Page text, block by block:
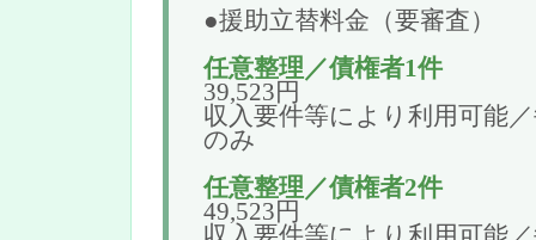
●援助立替料金（要審査）
任意整理／債権者1件
39,523円
収入要件等により利用可能
のみ
任意整理／債権者2件
49,523円